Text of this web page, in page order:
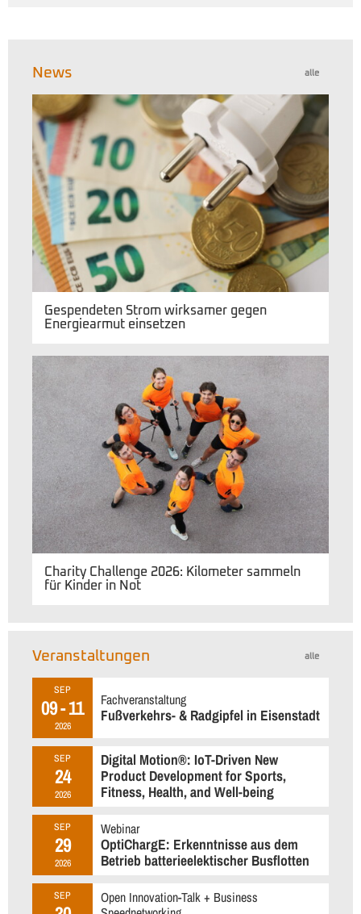
alle
News
Gespendeten Strom wirksamer gegen
Energiearmut einsetzen
Charity Challenge 2026: Kilometer sammeln
für Kinder in Not
alle
Veranstaltungen
SEP
09 - 11
2026
Fachveranstaltung
Fußverkehrs- & Radgipfel in Eisenstadt
SEP
24
2026
Digital Motion®: IoT-Driven New
Product Development for Sports,
Fitness, Health, and Well-being
SEP
29
2026
Webinar
OptiChargE: Erkenntnisse aus dem
Betrieb batterieelektischer Busflotten
SEP
Open Innovation-Talk + Business